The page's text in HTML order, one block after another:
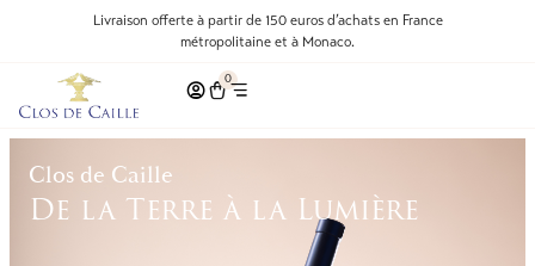
Livraison offerte à partir de 150 euros d’achats en France
métropolitaine et à Monaco.
0
Clos de Caille
De la Terre à la Lumière